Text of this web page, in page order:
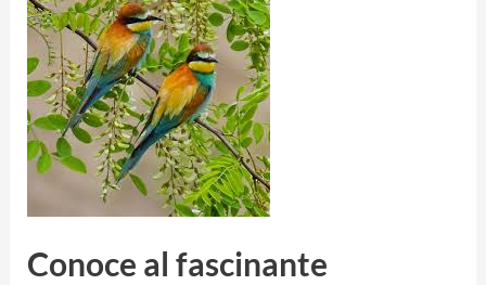
extinción a
través
del
tiempo
Conoce al fascinante